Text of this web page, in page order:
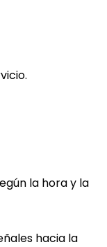
la hora y la
hacia la